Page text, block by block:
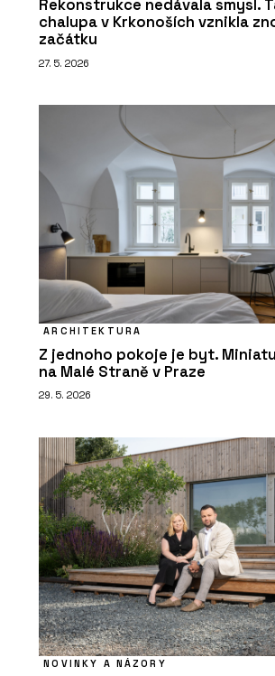
Rekonstrukce nedávala smysl.
chalupa v Krkonoších vznikla
začátku
27. 5. 2026
ARCHITEKTURA
Z jednoho pokoje je byt.
na Malé Straně v Praze
29. 5. 2026
NOVINKY A NÁZORY